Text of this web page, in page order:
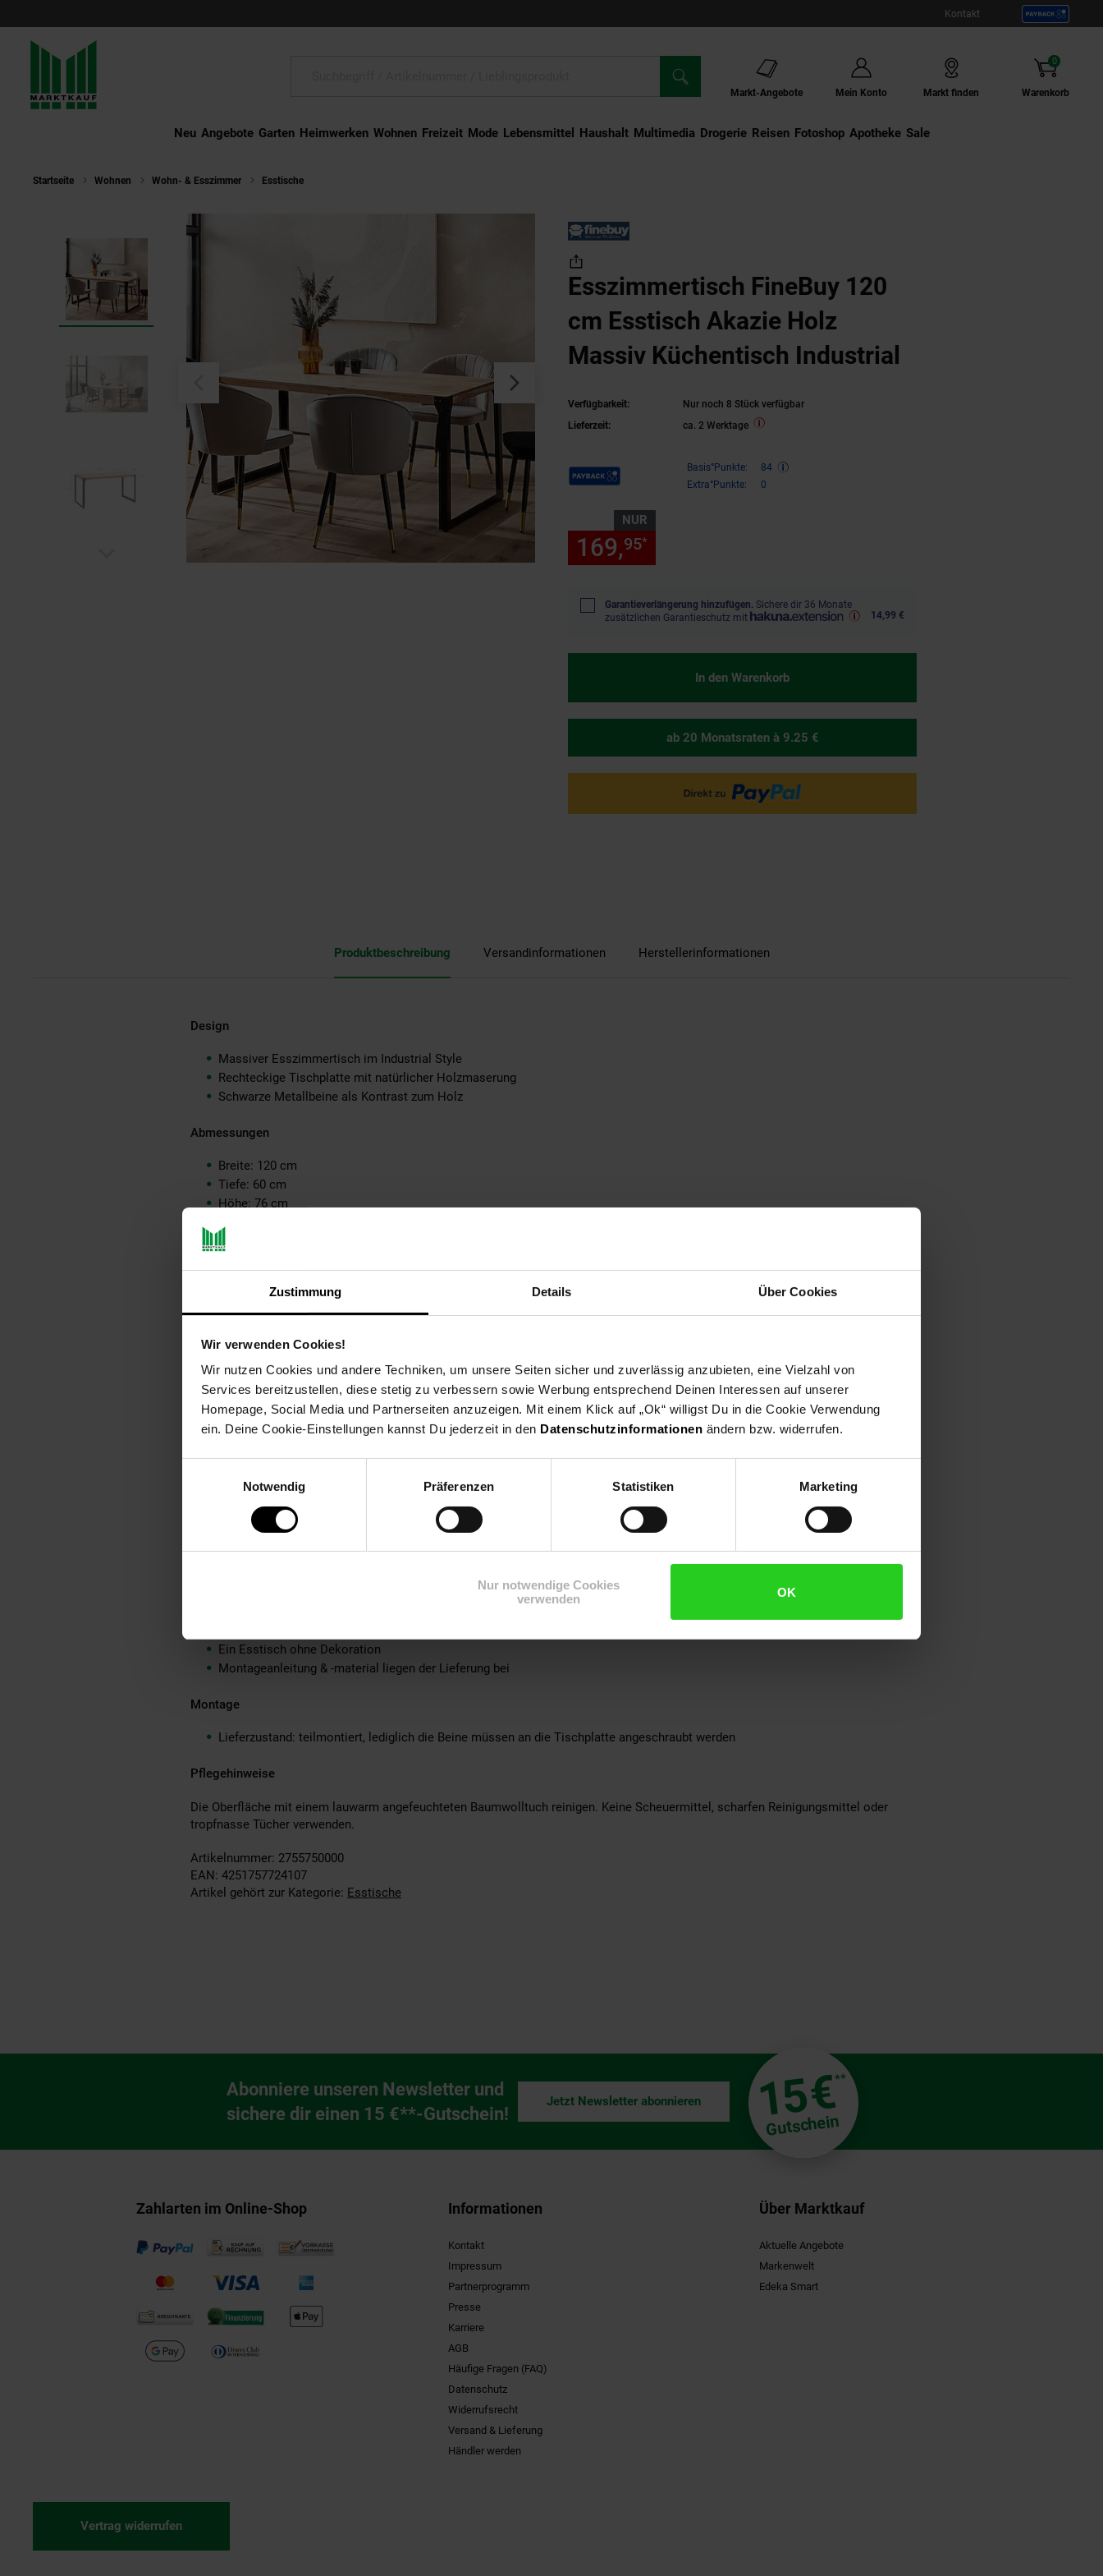
Zustimmung Details Über Cookies
Wir verwenden Cookies!
Wir nutzen Cookies und andere Techniken, um unsere Seiten sicher und zuverlässig anzubieten, eine Vielzahl von
Services bereitzustellen, diese stetig zu verbessern sowie Werbung entsprechend Deinen Interessen auf unserer
Homepage, Social Media und Partnerseiten anzuzeigen. Mit einem Klick auf „Ok“ willigst Du in die Cookie Verwendung
ein. Deine Cookie-Einstellungen kannst Du jederzeit in den Datenschutzinformationen ändern bzw. widerrufen.
Notwendig
Präferenzen Statistiken Marketing
Nur notwendige Cookies
verwenden
OK
Kontakt
Markt-Angebote Mein Konto Markt finden Warenkorb
0
Artikel
Neu Angebote Garten Heimwerken Wohnen Freizeit Mode Lebensmittel Haushalt Multimedia Drogerie Externer Link:
Reisen Externer Link:
Fotoshop Externer Link:
Apotheke Sale
Startseite Wohnen Wohn- & Esszimmer Esstische
Esszimmertisch FineBuy 120
cm Esstisch Akazie Holz
Massiv Küchentisch Industrial
Verfügbarkeit:
Nur noch 8 Stück verfügbar
Lieferzeit:
ca. 2 Werktage
Payback Punkte Basis°Punkte:
84
Extra°Punkte:
0
NUR
169,95*
Garantieverlängerung hinzufügen. Sichere dir 36 Monate
zusätzlichen Garantieschutz mit
14,99 €
In den Warenkorb
ab 20 Monatsraten à 9.25 €
Produktbeschreibung Versandinformationen Herstellerinformationen
Design
Massiver Esszimmertisch im Industrial Style
Rechteckige Tischplatte mit natürlicher Holzmaserung
Schwarze Metallbeine als Kontrast zum Holz
Abmessungen
Breite: 120 cm
Tiefe: 60 cm
Höhe: 76 cm
Tischplatte: helles Goldbraun
Besonderheiten
Jeder Tisch wurde in Handarbeit gefertigt und ist somit ein absolutes Unikat
Holzschutz bietet die Schutzlackversiegelung der Holzoberflächen
Kunststoffnoppen an den Beinen schützen Deinen Fußboden und das Metall vor unschönen Kratzern
Geeignet für bis zu sechs Personen
Jede Rissbildung, Astlöcher und andere Unregelmäßigkeiten des Holzes bleiben für den natürlichen Look bewusst sichtbar
Ein Esstisch ohne Dekoration
Montageanleitung & -material liegen der Lieferung bei
Montage
Lieferzustand: teilmontiert, lediglich die Beine müssen an die Tischplatte angeschraubt werden
Pflegehinweise
Die Oberfläche mit einem lauwarm angefeuchteten Baumwolltuch reinigen. Keine Scheuermittel, scharfen Reinigungsmittel oder
tropfnasse Tücher verwenden.
Artikelnummer: 2755750000
EAN: 4251757724107
Artikel gehört zur Kategorie: Esstische
Newsletter Anmeldung
Abonniere unseren Newsletter und
sichere dir einen 15 €**-Gutschein!
15€**
Gutschein
Jetzt Newsletter abonnieren
Zahlarten im Online-Shop Informationen
Kontakt
Impressum
Partnerprogramm
Presse
Karriere
AGB
Häufige Fragen (FAQ)
Datenschutz
Widerrufsrecht
Versand & Lieferung
Händler werden
Über Marktkauf
Aktuelle Angebote
Markenwelt
Edeka Smart
Vertrag widerrufen